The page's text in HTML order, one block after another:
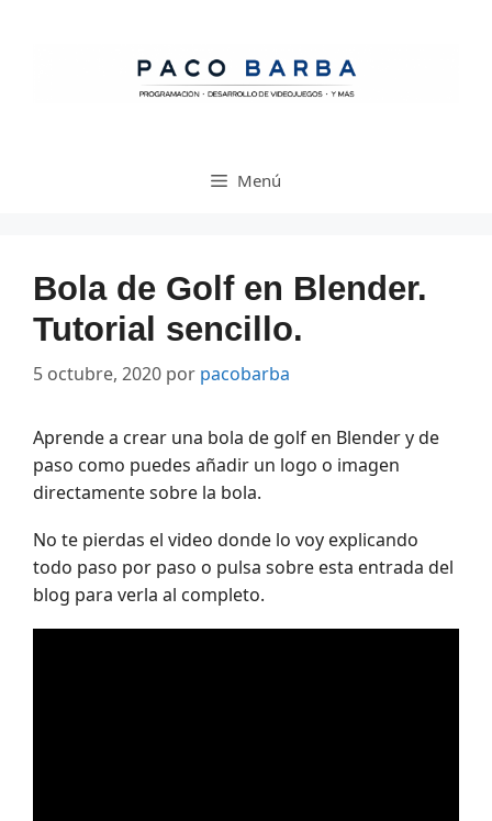
Menú
Bola de Golf en Blender.
Tutorial sencillo.
5 octubre, 2020 por pacobarba
Aprende a crear una bola de golf en Blender y de
paso como puedes añadir un logo o imagen
directamente sobre la bola.
No te pierdas el video donde lo voy explicando
todo paso por paso o pulsa sobre esta entrada del
blog para verla al completo.